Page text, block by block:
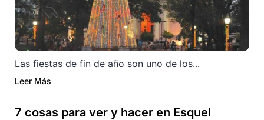
Las fiestas de fin de año son uno de los...
Leer Más
7 cosas para ver y hacer en Esquel